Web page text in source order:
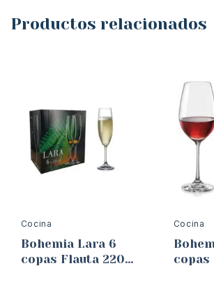
Productos relacionados
Cocina
Bohemia Lara 6
copas Flauta 220
Cocina
copas